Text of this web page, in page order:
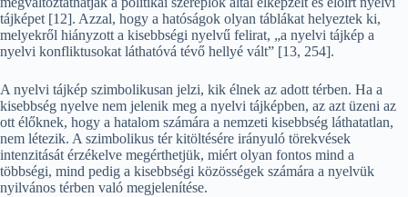
tájképet [12]. Azzal, hogy a hatóságok olyan táblákat helyeztek ki,
melyekről hiányzott a kisebbségi nyelvű felirat, „a nyelvi tájkép a
nyelvi konfliktusokat láthatóvá tévő hellyé vált” [13, 254].
A nyelvi tájkép szimbolikusan jelzi, kik élnek az adott térben. Ha a
kisebbség nyelve nem jelenik meg a nyelvi tájképben, az azt üzeni az
ott élőknek, hogy a hatalom számára a nemzeti kisebbség láthatatlan,
nem létezik. A szimbolikus tér kitöltésére irányuló törekvések
intenzitását érzékelve megérthetjük, miért olyan fontos mind a
többségi, mind pedig a kisebbségi közösségek számára a nyelvük
nyilvános térben való megjelenítése.